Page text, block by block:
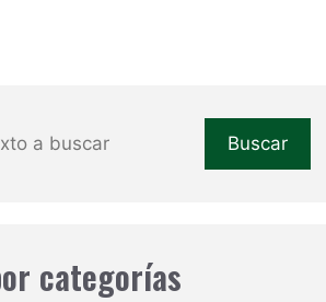
Buscar
categorías